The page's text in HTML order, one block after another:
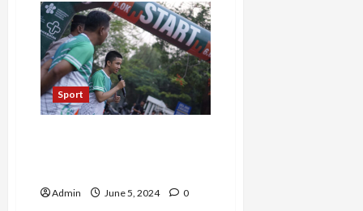
Hilsiani:
Kisah
Inspiratif
Pelari
Polwan
dari
Kota
Bandung
Sport
Admin June 5, 2024 0